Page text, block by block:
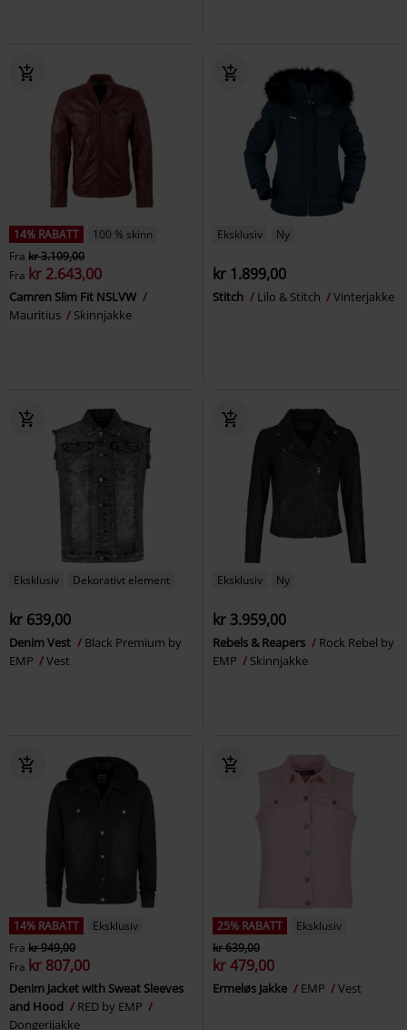
14% RABATT
100 % skinn
Fra kr 3.109,00
Fra kr 2.643,00
Camren Slim Fit NSLVW
Mauritius
Skinnjakke
Eksklusiv Ny
kr 1.899,00
Stitch Lilo & Stitch Vinterjakke
Eksklusiv Dekorativt element
kr 639,00
Denim Vest
Black Premium by
EMP
Vest
Eksklusiv Ny
kr 3.959,00
Rebels & Reapers
Rock Rebel by
EMP
Skinnjakke
14% RABATT
Eksklusiv
Fra kr 949,00
Fra kr 807,00
Denim Jacket with Sweat Sleeves
and Hood
RED by EMP
Dongerijakke
25% RABATT
Eksklusiv
kr 639,00
kr 479,00
Ermeløs Jakke EMP Vest